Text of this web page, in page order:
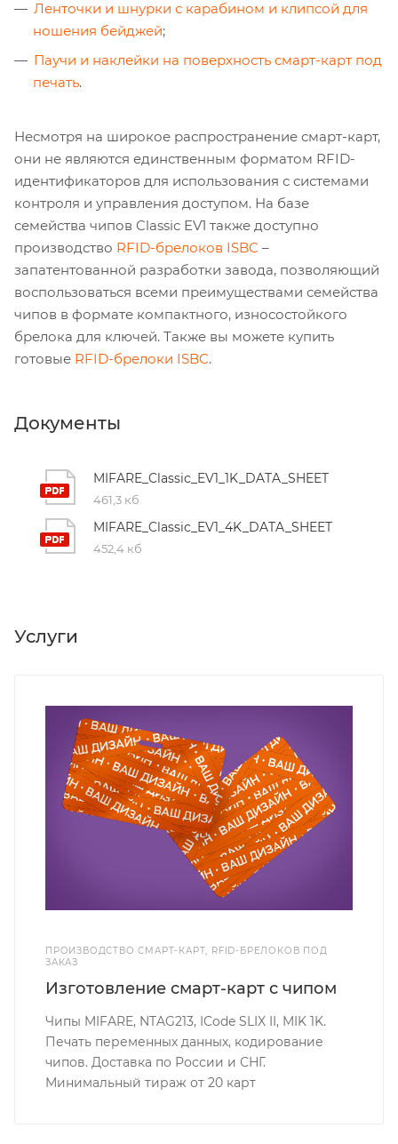
Ленточки и шнурки с карабином и клипсой для
ношения бейджей;
Паучи и наклейки на поверхность смарт-карт под
печать.
Несмотря на широкое распространение смарт-карт,
они не являются единственным форматом RFID-
идентификаторов для использования с системами
контроля и управления доступом. На базе
семейства чипов Classic EV1 также доступно
производство RFID-брелоков ISBC –
запатентованной разработки завода, позволяющий
воспользоваться всеми преимуществами семейства
чипов в формате компактного, износостойкого
брелока для ключей. Также вы можете купить
готовые RFID-брелоки ISBC.
Документы
MIFARE_Classic_EV1_1K_DATA_SHEET
461,3 кб
MIFARE_Classic_EV1_4K_DATA_SHEET
452,4 кб
Услуги
ПРОИЗВОДСТВО СМАРТ-КАРТ, RFID-БРЕЛОКОВ ПОД
ЗАКАЗ
Изготовление смарт-карт с чипом
Чипы MIFARE, NTAG213, ICode SLIX II, MIK 1K.
Печать переменных данных, кодирование
чипов. Доставка по России и СНГ.
Минимальный тираж от 20 карт